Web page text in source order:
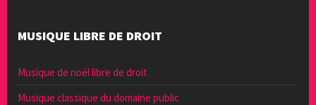
MUSIQUE LIBRE DE DROIT
Musique de noël libre de droit
Musique classique du domaine public